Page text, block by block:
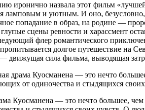
иронично назвала этот фильм
ламповым и уютным. И оно,
попадание в образ, на родине —
сцены ревности и харассмент
флер романтического
долгое путешествие на
движущая сила фильма, выводящая
драма Куосманена — это нечто
от одиночества и стыдящихся
Куосманена — это нечто большее,